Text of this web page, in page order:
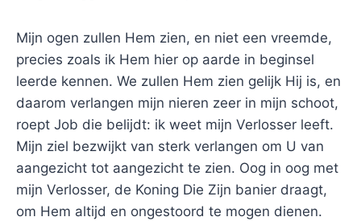
Mijn ogen zullen Hem zien, en niet een vreemde,
precies zoals ik Hem hier op aarde in beginsel
leerde kennen. We zullen Hem zien gelijk Hij is, en
daarom verlangen mijn nieren zeer in mijn schoot,
roept Job die belijdt: ik weet mijn Verlosser leeft.
Mijn ziel bezwijkt van sterk verlangen om U van
aangezicht tot aangezicht te zien. Oog in oog met
mijn Verlosser, de Koning Die Zijn banier draagt,
om Hem altijd en ongestoord te mogen dienen.